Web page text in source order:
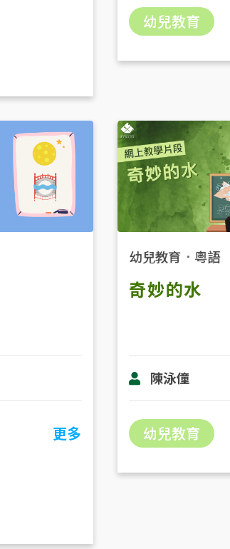
幼兒教育
更多
幼兒教育 ． 粵語
奇妙的水
陳泳僮
幼兒教育